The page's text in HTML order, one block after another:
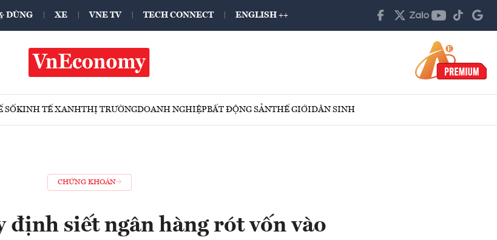
DÙNG XE VNE TV TECH CONNECT ENGLISH ++
SỐKINH TẾ XANHTHỊ TRƯỜNGDOANH NGHIỆPBẤT ĐỘNG SẢNTHẾ GIỚIDÂN SINH
CHỨNG KHOÁN
định siết ngân hàng rót vốn vào